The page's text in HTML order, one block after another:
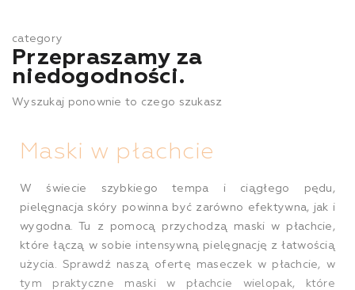
category
Przepraszamy za
niedogodności.
Wyszukaj ponownie to czego szukasz
Maski w płachcie
W świecie szybkiego tempa i ciągłego pędu,
pielęgnacja skóry powinna być zarówno efektywna, jak i
wygodna. Tu z pomocą przychodzą maski w płachcie,
które łączą w sobie intensywną pielęgnację z łatwością
użycia. Sprawdź naszą ofertę maseczek w płachcie, w
tym praktyczne maski w płachcie wielopak, które